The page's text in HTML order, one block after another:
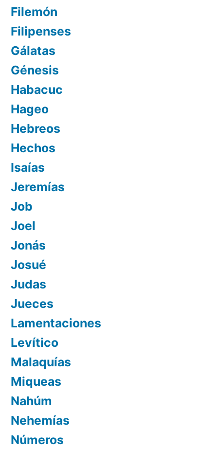
Filemón
Filipenses
Gálatas
Génesis
Habacuc
Hageo
Hebreos
Hechos
Isaías
Jeremías
Job
Joel
Jonás
Josué
Judas
Jueces
Lamentaciones
Levítico
Malaquías
Miqueas
Nahúm
Nehemías
Números